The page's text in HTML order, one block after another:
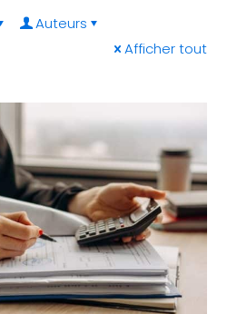
Auteurs
Afficher tout